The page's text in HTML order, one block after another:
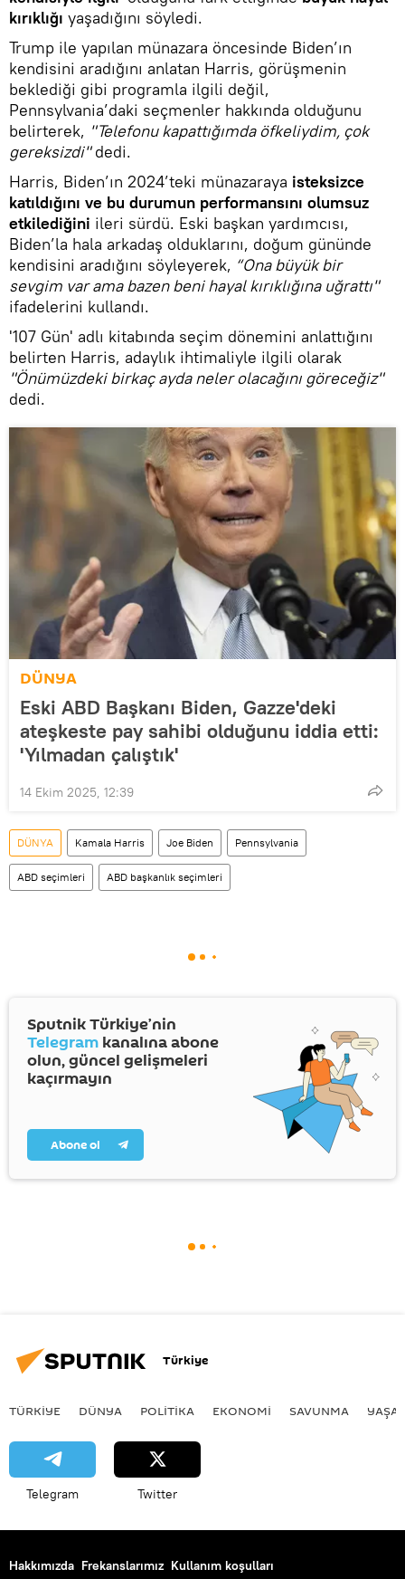
kırıklığı yaşadığını söyledi.
Trump ile yapılan münazara öncesinde Biden’ın
kendisini aradığını anlatan Harris, görüşmenin
beklediği gibi programla ilgili değil,
Pennsylvania’daki seçmenler hakkında olduğunu
belirterek, "Telefonu kapattığımda öfkeliydim, çok
gereksizdi"dedi.
Harris, Biden’ın 2024’teki münazaraya isteksizce
katıldığını ve bu durumun performansını olumsuz
etkilediğini ileri sürdü. Eski başkan yardımcısı,
Biden’la hala arkadaş olduklarını, doğum gününde
kendisini aradığını söyleyerek, “Ona büyük bir
sevgim var ama bazen beni hayal kırıklığına uğrattı"
ifadelerini kullandı.
'107 Gün' adlı kitabında seçim dönemini anlattığını
belirten Harris, adaylık ihtimaliyle ilgili olarak
"Önümüzdeki birkaç ayda neler olacağını göreceğiz"
dedi.
DÜNYA
Eski ABD Başkanı Biden, Gazze'deki
ateşkeste pay sahibi olduğunu iddia etti:
'Yılmadan çalıştık'
14 Ekim 2025, 12:39
DÜNYA Kamala Harris Joe Biden Pennsylvania
ABD seçimleri ABD başkanlık seçimleri
Sputnik Türkiye’nin
Telegram kanalına abone
olun, güncel gelişmeleri
kaçırmayın
Abone ol
Türkiye
TÜRKIYE DÜNYA POLİTİKA EKONOMİ SAVUNMA
Telegram Twitter
Hakkımızda Frekanslarımız Kullanım koşulları